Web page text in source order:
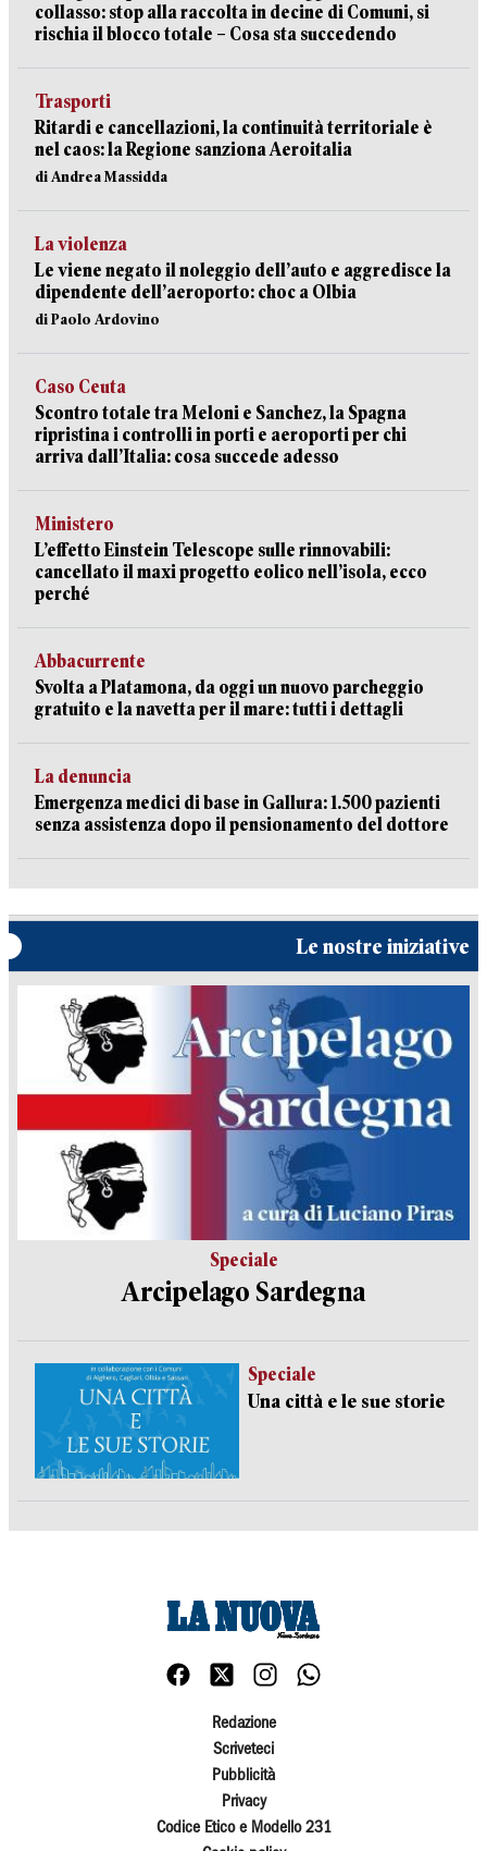
collasso: stop alla raccolta in decine di Comuni, si
rischia il blocco totale – Cosa sta succedendo
Trasporti
Ritardi e cancellazioni, la continuità territoriale è
nel caos: la Regione sanziona Aeroitalia
di Andrea Massidda
La violenza
Le viene negato il noleggio dell’auto e aggredisce la
dipendente dell’aeroporto: choc a Olbia
di Paolo Ardovino
Caso Ceuta
Scontro totale tra Meloni e Sanchez, la Spagna
ripristina i controlli in porti e aeroporti per chi
arriva dall’Italia: cosa succede adesso
Ministero
L’effetto Einstein Telescope sulle rinnovabili:
cancellato il maxi progetto eolico nell’isola, ecco
perché
Abbacurrente
Svolta a Platamona, da oggi un nuovo parcheggio
gratuito e la navetta per il mare: tutti i dettagli
La denuncia
Emergenza medici di base in Gallura: 1.500 pazienti
senza assistenza dopo il pensionamento del dottore
Le nostre iniziative
Speciale
Arcipelago Sardegna
Speciale
Una città e le sue storie
Redazione
Scriveteci
Pubblicità
Privacy
Codice Etico e Modello 231